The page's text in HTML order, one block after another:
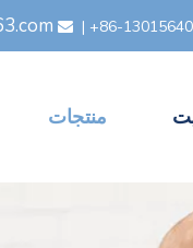
|

منتجات